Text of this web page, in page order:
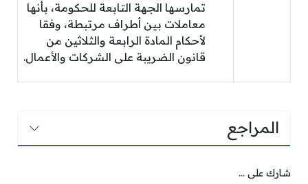
تمارسها الجهة التابعة للحكومة، بأنها
معاملات بين أطراف مرتبطة، وفقا
لأحكام المادة الرابعة والثلاثين من
قانون الضريبة على الشركات والأعمال.
المراجع
شارك على ...